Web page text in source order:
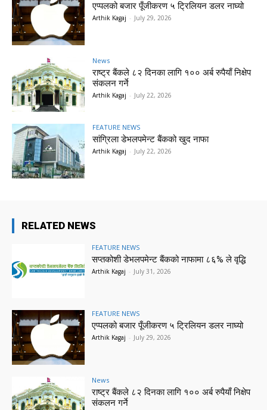
एप्पलको बजार पूँजीकरण ५ ट्रिलियन डलर नाघ्यो
Arthik Kagaj - July 29, 2026
News
राष्ट्र बैंकले ८२ दिनका लागि १०० अर्ब रुपैयाँ निक्षेप
संकलन गर्ने
Arthik Kagaj - July 22, 2026
FEATURE NEWS
सांग्रिला डेभलपमेन्ट बैंकको खुद नाफा
Arthik Kagaj - July 22, 2026
RELATED NEWS
FEATURE NEWS
सप्तकोशी डेभलपमेन्ट बैंकको नाफामा ८६% ले वृद्धि
Arthik Kagaj - July 31, 2026
FEATURE NEWS
एप्पलको बजार पूँजीकरण ५ ट्रिलियन डलर नाघ्यो
Arthik Kagaj - July 29, 2026
News
राष्ट्र बैंकले ८२ दिनका लागि १०० अर्ब रुपैयाँ निक्षेप
संकलन गर्ने